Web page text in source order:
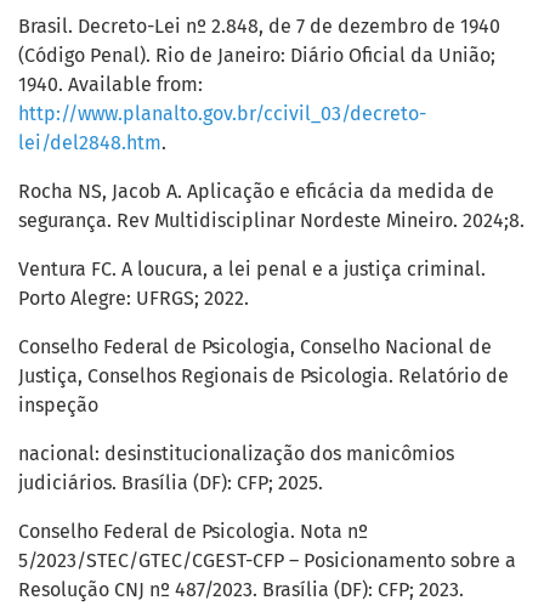
Brasil. Decreto-Lei nº 2.848, de 7 de dezembro de 1940
(Código Penal). Rio de Janeiro: Diário Oficial da União;
1940. Available from:
http://www.planalto.gov.br/ccivil_03/decreto-
lei/del2848.htm.
Rocha NS, Jacob A. Aplicação e eficácia da medida de
segurança. Rev Multidisciplinar Nordeste Mineiro. 2024;8.
Ventura FC. A loucura, a lei penal e a justiça criminal.
Porto Alegre: UFRGS; 2022.
Conselho Federal de Psicologia, Conselho Nacional de
Justiça, Conselhos Regionais de Psicologia. Relatório de
inspeção
nacional: desinstitucionalização dos manicômios
judiciários. Brasília (DF): CFP; 2025.
Conselho Federal de Psicologia. Nota nº
5/2023/STEC/GTEC/CGEST-CFP – Posicionamento sobre a
Resolução CNJ nº 487/2023. Brasília (DF): CFP; 2023.